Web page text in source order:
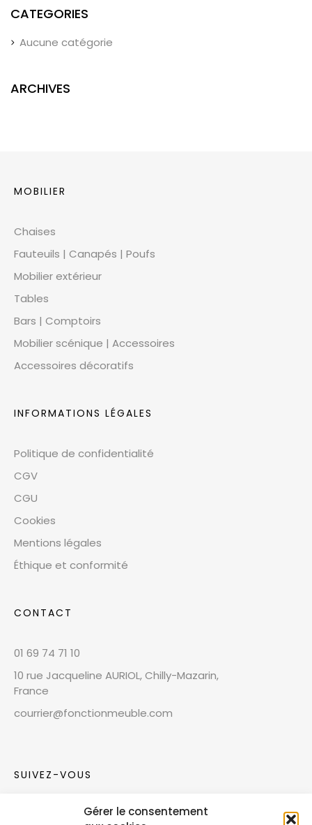
Gérer le consentement
CATEGORIES
Aucune catégorie
ARCHIVES
MOBILIER
Chaises
Fauteuils | Canapés | Poufs
Mobilier extérieur
Tables
Bars | Comptoirs
Mobilier scénique | Accessoires
Accessoires décoratifs
INFORMATIONS LÉGALES
Politique de confidentialité
CGV
CGU
Cookies
Mentions légales
Éthique et conformité
CONTACT
01 69 74 71 10
10 rue Jacqueline AURIOL, Chilly-Mazarin,
France
courrier@fonctionmeuble.com
SUIVEZ-VOUS